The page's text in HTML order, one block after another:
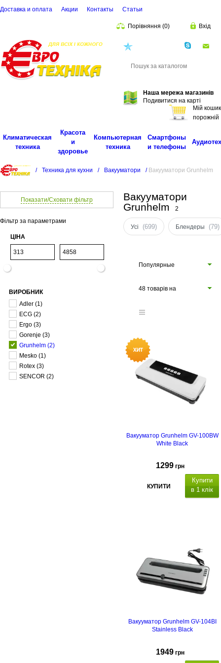
Доставка и оплата Акции Контакты Cтатьи
Порівняння (0) Вхід
Наша мережа магазинів
Подивитися на карті
Мій кошик
порожній
Климатическая
техника
Красота
и
здоровье
Компьютерная
техника
Смартфоны
и телефоны
/ Техника для кухни / Вакууматори / Вакууматори Grunhelm
Показати/Сховати фільтр
Фільтр за параметрами
ЦІНА
ВИРОБНИК
Adler (1)
ECG (2)
Ergo (3)
Gorenje (3)
Grunhelm (2)
Mesko (1)
Rotex (3)
SENCOR (2)
Вакууматори
Grunhelm
2
Усі (699) Блендеры (79)
Популярные
48 товарів на
Вакууматор Grunhelm GV-100BW
White Black
1299 грн
КУПИТИ
Купити
в 1 клік
Вакууматор Grunhelm GV-104BI
Stainless Black
1949 грн